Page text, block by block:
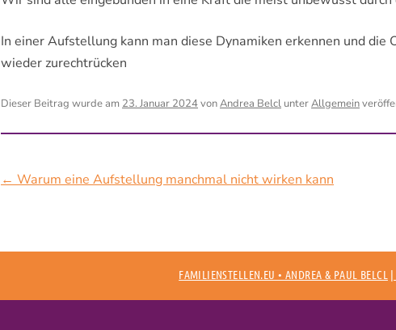
In einer Aufstellung kann man diese Dynamiken erkennen und
wieder zurechtrücken
Dieser Beitrag wurde am 23. Januar 2024vonAndrea Belcl unterAllgemein
Beitragsnavigation
← Warum eine Aufstellung manchmal nicht wirken kann
FAMILIENSTELLEN.EU • ANDREA & PAUL BELCL |